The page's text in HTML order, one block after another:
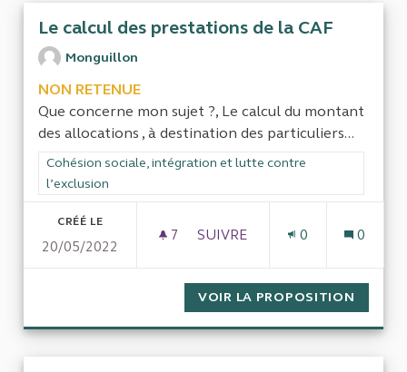
Le calcul des prestations de la CAF
Monguillon
NON RETENUE
Que concerne mon sujet ?, Le calcul du montant
des allocations , à destination des particuliers...
Filtrer les résultats de la catégorie : Cohésion sociale,
Cohésion sociale, intégration et lutte contre
l’exclusion
CRÉÉ LE
20/05/2022
7 7 ABONNÉS
SUIVRE
0 0
VOIR LA PROPOSITION